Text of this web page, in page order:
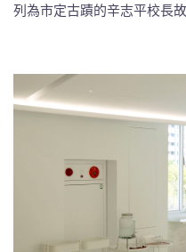
列為市定古蹟的辛志平校長